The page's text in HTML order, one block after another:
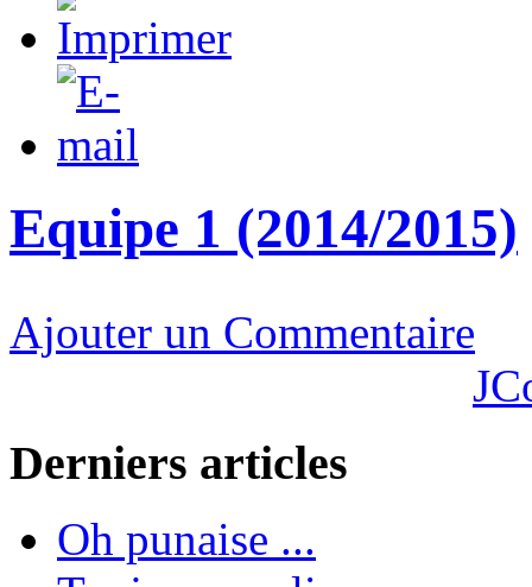
Equipe 1 (2014/2015)
Ajouter un Commentaire
Derniers articles
Oh punaise ...